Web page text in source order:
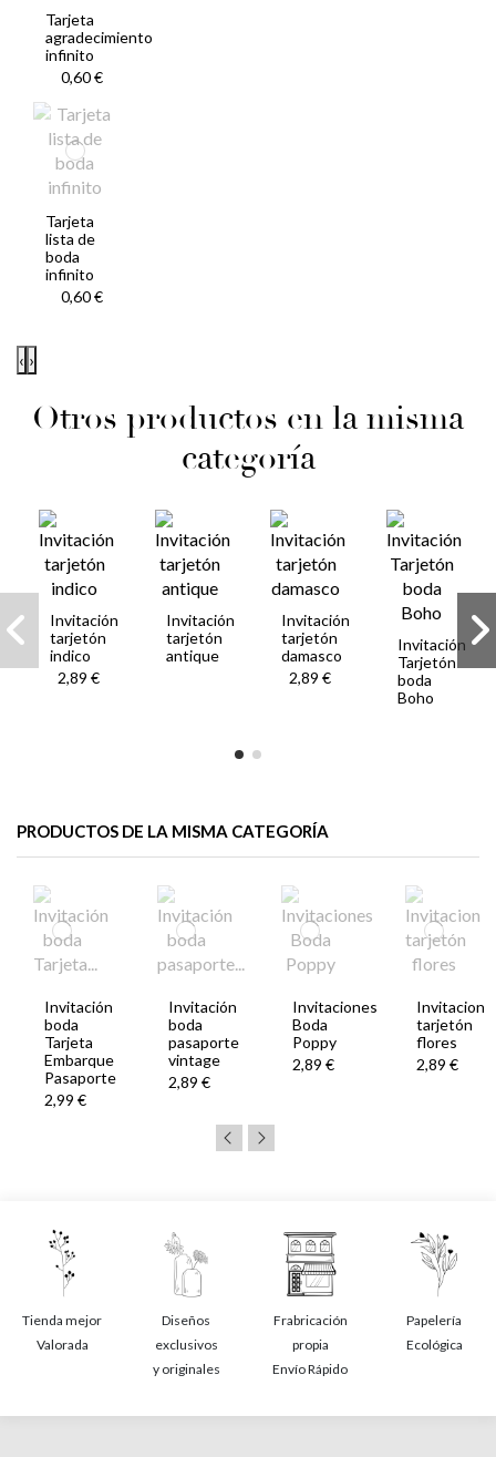
Tarjeta
agradecimiento
infinito
0,60 €
Tarjeta
lista de
boda
infinito
0,60 €
‹ ›
Otros productos en la misma
categoría
Invitación
tarjetón
indico
2,89 €
Invitación
tarjetón
antique
Invitación
tarjetón
damasco
2,89 €
Invitación
Tarjetón
boda
Boho
PRODUCTOS DE LA MISMA CATEGORÍA
Invitación
boda
Tarjeta
Embarque
Pasaporte
2,99 €
Invitación
boda
pasaporte
vintage
2,89 €
Invitaciones
Boda
Poppy
2,89 €
Invitacion
tarjetón
flores
2,89 €
Tienda mejor
Valorada
Diseños
exclusivos
y originales
Frabricación
propia
Envío Rápido
Papelería
Ecológica